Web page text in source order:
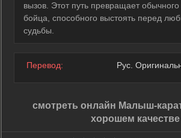
вызов. Этот путь превращает
бойца, способного выстоять перед
судьбы.
Перевод: Рус.
смотреть онлайн Малыш-
хорошем качестве